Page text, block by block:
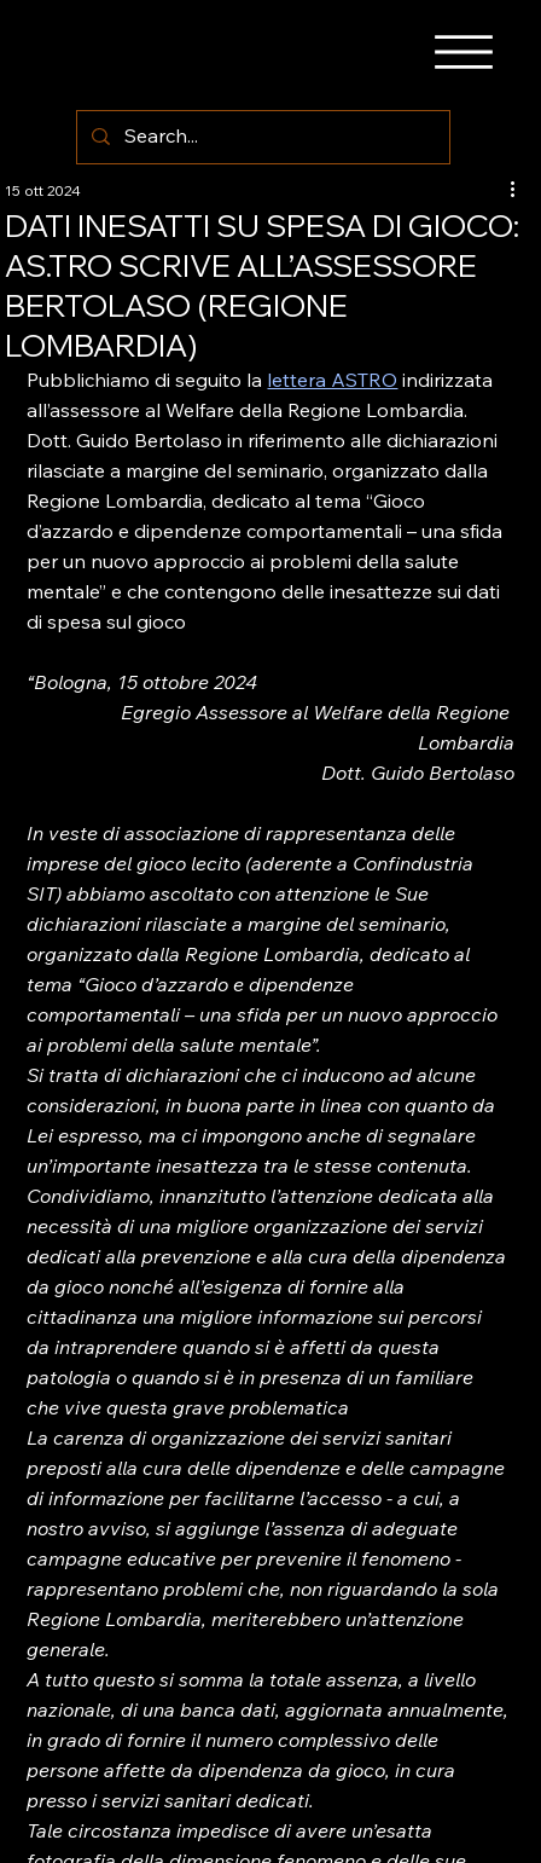
DATI INESATTI SU SPESA DI GIOCO:
AS.TRO SCRIVE ALL’ASSESSORE
BERTOLASO (REGIONE
LOMBARDIA)
15 ott 2024
Pubblichiamo di seguito la lettera ASTRO indirizzata
all’assessore al Welfare della Regione Lombardia.
Dott. Guido Bertolaso in riferimento alle dichiarazioni
rilasciate a margine del seminario, organizzato dalla
Regione Lombardia, dedicato al tema “Gioco
d’azzardo e dipendenze comportamentali – una sfida
per un nuovo approccio ai problemi della salute
mentale” e che contengono delle inesattezze sui dati
di spesa sul gioco
“Bologna, 15 ottobre 2024
Egregio Assessore al Welfare della Regione
Lombardia
Dott. Guido Bertolaso
In veste di associazione di rappresentanza delle
imprese del gioco lecito (aderente a Confindustria
SIT) abbiamo ascoltato con attenzione le Sue
dichiarazioni rilasciate a margine del seminario,
organizzato dalla Regione Lombardia, dedicato al
tema “Gioco d’azzardo e dipendenze
comportamentali – una sfida per un nuovo approccio
ai problemi della salute mentale”.
Si tratta di dichiarazioni che ci inducono ad alcune
considerazioni, in buona parte in linea con quanto da
Lei espresso, ma ci impongono anche di segnalare
un’importante inesattezza tra le stesse contenuta.
Condividiamo, innanzitutto l’attenzione dedicata alla
necessità di una migliore organizzazione dei servizi
dedicati alla prevenzione e alla cura della dipendenza
da gioco nonché all’esigenza di fornire alla
cittadinanza una migliore informazione sui percorsi
da intraprendere quando si è affetti da questa
patologia o quando si è in presenza di un familiare
che vive questa grave problematica
La carenza di organizzazione dei servizi sanitari
preposti alla cura delle dipendenze e delle campagne
di informazione per facilitarne l’accesso - a cui, a
nostro avviso, si aggiunge l’assenza di adeguate
campagne educative per prevenire il fenomeno -
rappresentano problemi che, non riguardando la sola
Regione Lombardia, meriterebbero un’attenzione
generale.
A tutto questo si somma la totale assenza, a livello
nazionale, di una banca dati, aggiornata annualmente,
in grado di fornire il numero complessivo delle
persone affette da dipendenza da gioco, in cura
presso i servizi sanitari dedicati.
Tale circostanza impedisce di avere un’esatta